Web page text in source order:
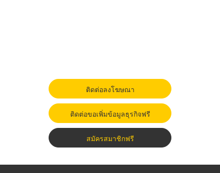
ติดต่อลงโฆษณา
ติดต่อขอเพิ่มข้อมูลธุรกิจฟรี
สมัครสมาชิกฟรี